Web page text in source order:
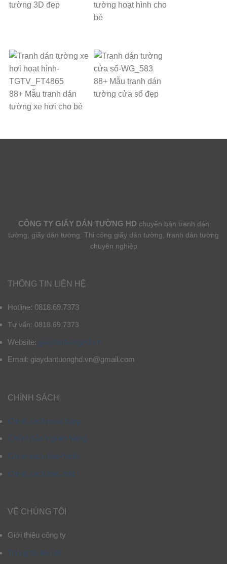
tường 3D đẹp
tường hoạt hình cho
bé
88+ Mẫu tranh dán
tường xe hơi cho bé
88+ Mẫu tranh dán
tường cửa sổ đẹp
CÔNG TY GIẤY DÁN TƯỜNG HD chuyên bán tranh dán
tường, giấy dán tường. Thi công giấy dán tường, tranh dán tường
chuyên nghiệp
THÔNG TIN LIÊN HỆ
Hotline: 0818.69.7373
Tư vấn: 0818.69.7373
Website: giaydantuonghd.vn
Email: giaydantuonghd.vn@gmail.com
CHÍNH SÁCH
Chính sách mua hàng
Chính sách giao hàng
Chính sách bảo hành
Chính sách bảo mật
VỀ CHÚNG TÔI
Giới thiệu công ty
Thông tin liên hệ